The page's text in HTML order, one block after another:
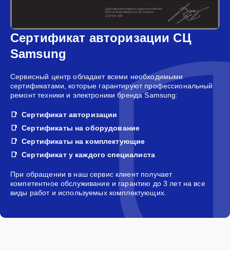
Сертификат авторизации СЦ
Samsung
Сервисный центр обладает всеми необходимыми
сертификатами, которые гарантируют профессиональный
ремонт техники и электроники бренда Samsung:
Сертификат авторизации
Сертификаты на оборудование
Сертификаты на комплектующие
Сертификат у каждого специалиста
При обращении в наш сервис клиент получает
компетентное обслуживание и гарантию до 3 лет на все
виды работ и используемых комплектующих.